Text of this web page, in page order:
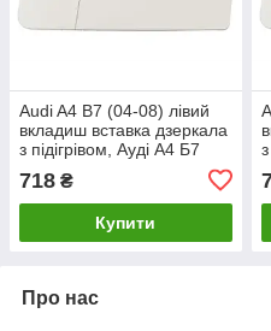
Audi A4 B7 (04-08) лівий
вкладиш вставка дзеркала
з підігрівом, Ауді А4 Б7
718 ₴
Купити
Про нас